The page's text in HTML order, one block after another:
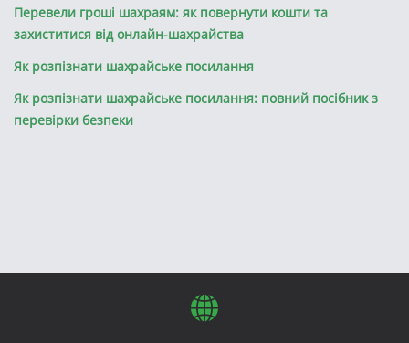
Перевели гроші шахраям: як повернути кошти та
захиститися від онлайн-шахрайства
Як розпізнати шахрайське посилання
Як розпізнати шахрайське посилання: повний посібник з
перевірки безпеки